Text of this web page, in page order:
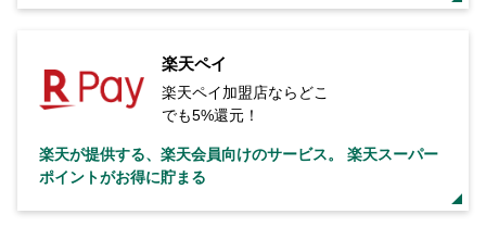
楽天ペイ
楽天ペイ加盟店ならどこ
でも5%還元！
楽天が提供する、楽天会員向けのサービス。 楽天スーパー
ポイントがお得に貯まる